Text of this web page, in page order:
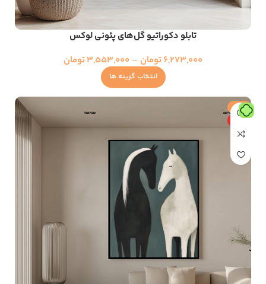
تابلو دکوراتیو گل‌های پئونی لوکس
6,273,000تومان –
3,553,000تومان
انتخاب گزینه ها
حراج
ویژه